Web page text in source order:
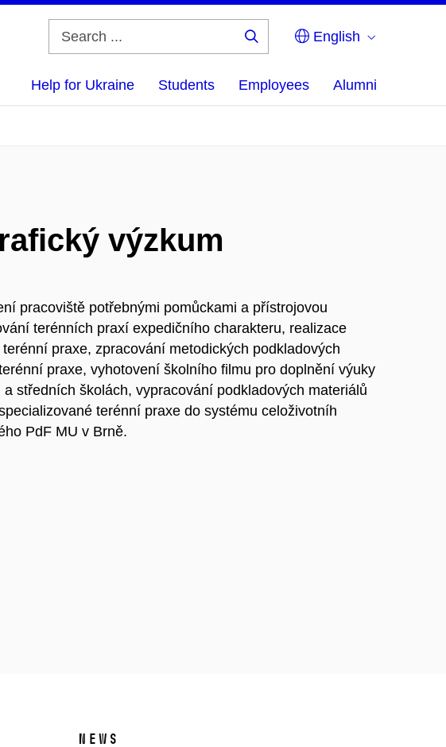
English
Help for Ukraine Students Employees Alumni
výzkum
pracoviště potřebnými pomůckami a přístrojovou
terénních praxí expedičního charakteru, realizace
praxe, zpracování metodických podkladových
praxe, vyhotovení školního filmu pro doplnění výuky
středních školách, vypracování podkladových materiálů
terénní praxe do systému celoživotníh
PdF MU v Brně.
News